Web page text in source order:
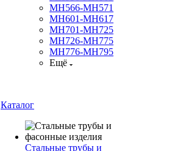
МН566-МН571
МН601-МН617
МН701-МН725
МН726-МН775
МН776-МН795
Ещё
Каталог
Стальные трубы и